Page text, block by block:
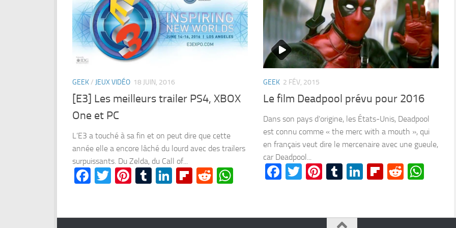
GEEK/ JEUX VIDÉO 18 JUIN, 2016
[E3] Les meilleurs trailer PS4, XBOX
One et PC
L’E3 a touché à sa fin et on peut dire que cette
année elle a encore lâché du lourd avec des trailers
surpuissants. Du Zelda, du Call of...
Facebook
Twitter
Pinterest
Tumblr
LinkedIn
Flipboard
RedditWhatsApp
GEEK 2 FÉV, 2015
Le film Deadpool prévu pour 2016
Dans son pays d’origine, les États-Unis, Deadpool
est connu comme « the merc with a mouth », qui
en français veut dire le mercenaire avec une gueule,
car Deadpool...
Facebook
Twitter
Pinterest
Tumblr
LinkedIn
Flipboard
Reddit